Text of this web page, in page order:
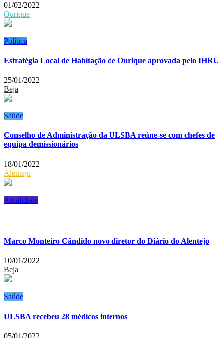
01/02/2022
Ourique
Política
Estratégia Local de Habitação de Ourique aprovada pelo IHRU
25/01/2022
Beja
Saúde
Conselho de Administração da ULSBA reúne-se com chefes de
equipa demissionários
18/01/2022
Alentejo
Atualidade
Marco Monteiro Cândido novo diretor do Diário do Alentejo
10/01/2022
Beja
Saúde
ULSBA recebeu 28 médicos internos
05/01/2022